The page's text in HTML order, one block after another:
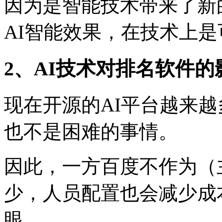
因为是智能技术带来了
AI智能效果，在技术上
2、AI技术对排名软件的
现在开源的AI平台越来
也不是困难的事情。
因此，一方百度不作为
少，人员配置也会减少